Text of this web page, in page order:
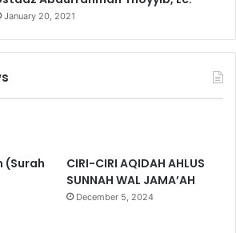
January 20, 2021
(Surah
CIRI-CIRI AQIDAH AHLUS
SUNNAH WAL JAMA’AH
December 5, 2024